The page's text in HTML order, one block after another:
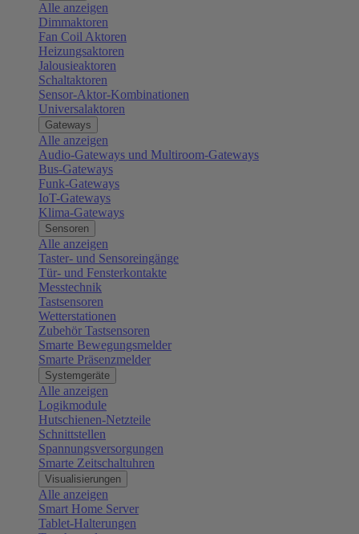
Alle anzeigen
Dimmaktoren
Fan Coil Aktoren
Heizungsaktoren
Jalousieaktoren
Schaltaktoren
Sensor-Aktor-Kombinationen
Universalaktoren
Gateways
Alle anzeigen
Audio-Gateways und Multiroom-Gateways
Bus-Gateways
Funk-Gateways
IoT-Gateways
Klima-Gateways
Sensoren
Alle anzeigen
Taster- und Sensoreingänge
Tür- und Fensterkontakte
Messtechnik
Tastsensoren
Wetterstationen
Zubehör Tastsensoren
Smarte Bewegungsmelder
Smarte Präsenzmelder
Systemgeräte
Alle anzeigen
Logikmodule
Hutschienen-Netzteile
Schnittstellen
Spannungsversorgungen
Smarte Zeitschaltuhren
Visualisierungen
Alle anzeigen
Smart Home Server
Tablet-Halterungen